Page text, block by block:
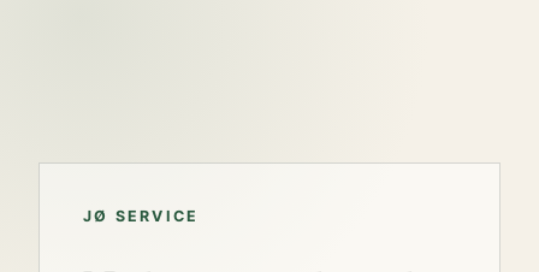
JØ SERVICE